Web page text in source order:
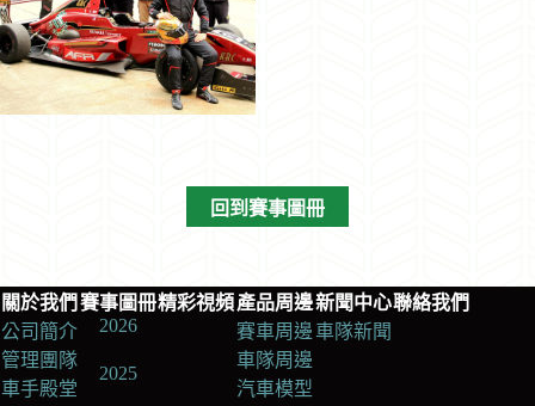
回到賽事圖冊
關於我們
公司簡介
管理團隊
車手殿堂
賽事圖冊
2026
2025
精彩視頻產品周邊
賽車周邊
車隊周邊
汽車模型
新聞中心
車隊新聞
聯絡我們